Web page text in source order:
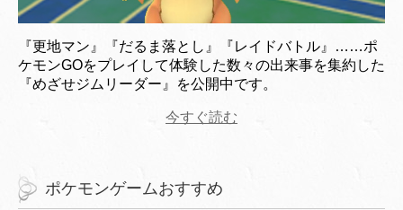
『更地マン』『だるま落とし』『レイドバトル』……ポ
ケモンGOをプレイして体験した数々の出来事を集約した
『めざせジムリーダー』を公開中です。
今すぐ読む
ポケモンゲームおすすめ